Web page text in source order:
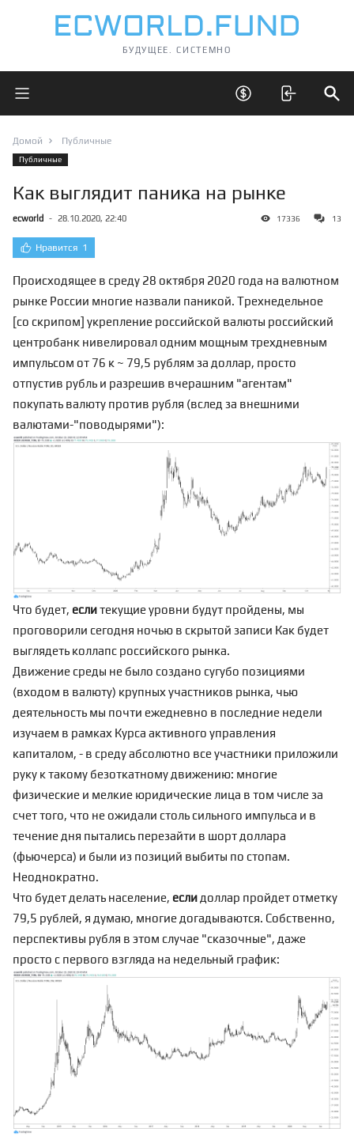
БУДУЩЕЕ. СИСТЕМНО
Открыть главное меню Открыть скрытые
Домой Публичные
Публичные
Как выглядит паника на рынке
ecworld - 28.10.2020, 22:40 17336 13
Нравится 1
Происходящее в среду 28 октября 2020 года на валютном
рынке России многие назвали паникой. Трехнедельное
[со скрипом] укрепление российской валюты российский
центробанк нивелировал одним мощным трехдневным
импульсом от 76 к ~ 79,5 рублям за доллар, просто
отпустив рубль и разрешив вчерашним "агентам"
покупать валюту против рубля (вслед за внешними
валютами-"поводырями"):
Что будет, еслитекущие уровни будут пройдены, мы
проговорили сегодня ночью в скрытой записи Как будет
выглядеть коллапс российского рынка.
Движение среды не было создано сугубо позициями
(входом в валюту) крупных участников рынка, чью
деятельность мы почти ежедневно в последние недели
изучаем в рамках Курса активного управления
капиталом, - в среду абсолютно все участники приложили
руку к такому безоткатному движению: многие
физические и мелкие юридические лица в том числе за
счет того, что не ожидали столь сильного импульса и в
течение дня пытались перезайти в шорт доллара
(фьючерса) и были из позиций выбиты по стопам.
Неоднократно.
Что будет делать население, еслидоллар пройдет отметку
79,5 рублей, я думаю, многие догадываются. Собственно,
перспективы рубля в этом случае "сказочные", даже
просто с первого взгляда на недельный график: